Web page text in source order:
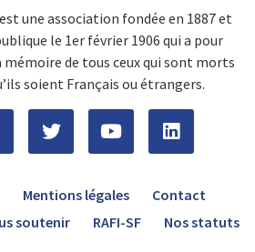
une association fondée en 1887 et
le 1er février 1906 qui a pour
de tous ceux qui sont morts
soient Français ou étrangers.
Mentions légales
Contact
soutenir RAFI-SF Nos statuts